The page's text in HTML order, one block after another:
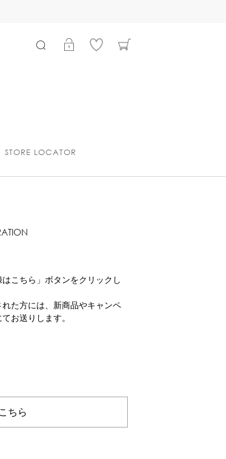
STORE LOCATOR
こちら」ボタンをクリックし
た方には、新商品やキャンペ
お送りします。
ちら